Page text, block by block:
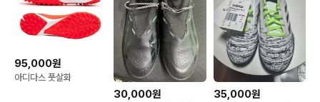
95,000원
아디다스 풋살화
30,000원 35,000원